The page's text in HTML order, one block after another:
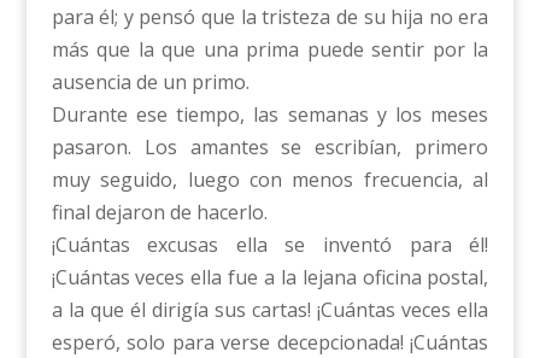
para él; y pensó que la tristeza de su hija no era
más que la que una prima puede sentir por la
ausencia de un primo.
Durante ese tiempo, las semanas y los meses
pasaron. Los amantes se escribían, primero
muy seguido, luego con menos frecuencia, al
final dejaron de hacerlo.
¡Cuántas excusas ella se inventó para él!
¡Cuántas veces ella fue a la lejana oficina postal,
a la que él dirigía sus cartas! ¡Cuántas veces ella
esperó, solo para verse decepcionada! ¡Cuántas